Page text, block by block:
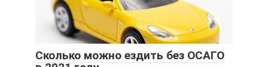
Сколько можно ездить без ОСАГО